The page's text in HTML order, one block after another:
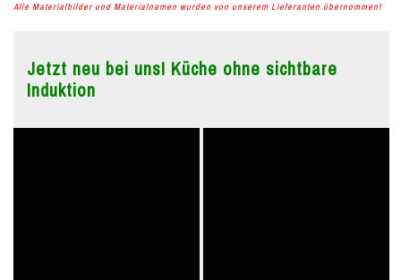
Alle Materialbilder und Materialnamen wurden von unserem Lieferanten übernommen!
Jetzt neu bei uns! Küche ohne sichtbare
Induktion